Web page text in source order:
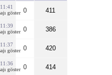
11:41
0 411
11:39
0 386
11:37
0 420
11:36
0 414